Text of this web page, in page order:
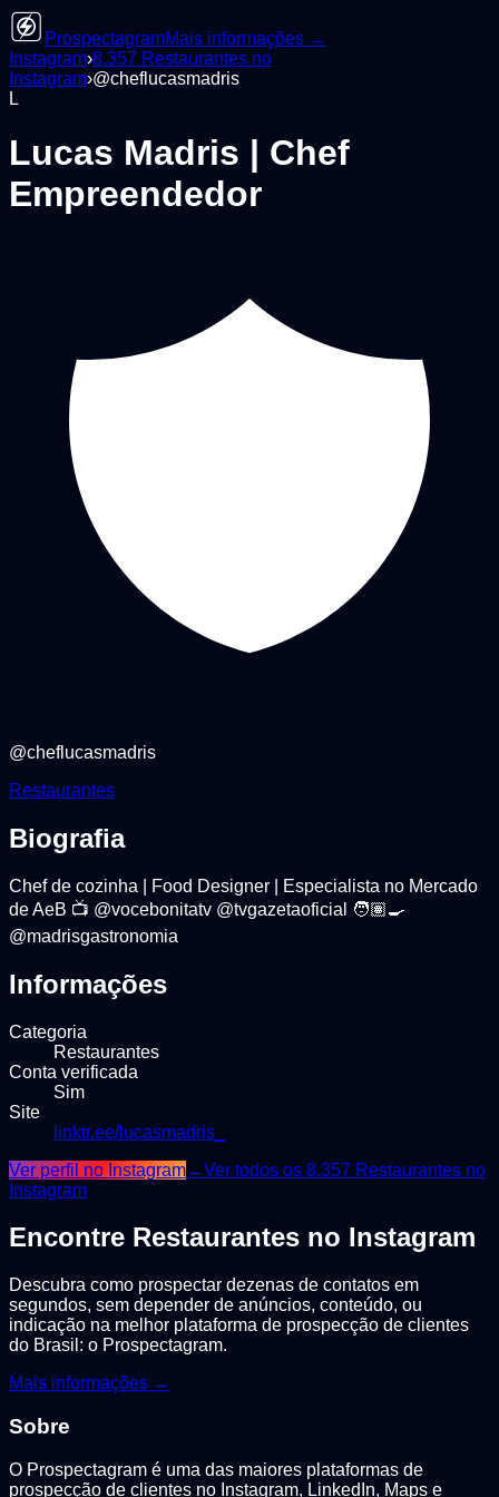
ProspectagramMais informações →
Instagram›8.357 Restaurantes no
Instagram›@cheflucasmadris
L
Lucas Madris | Chef
Empreendedor
@cheflucasmadris
Restaurantes
Biografia
Chef de cozinha | Food Designer | Especialista no Mercado
de AeB 📺 @vocebonitatv @tvgazetaoficial 🧑🏽‍🍳
@madrisgastronomia
Informações
Categoria
Restaurantes
Conta verificada
Sim
Site
linktr.ee/lucasmadris_
Ver perfil no Instagram←Ver todos os 8.357 Restaurantes no
Instagram
Encontre Restaurantes no Instagram
Descubra como prospectar dezenas de contatos em
segundos, sem depender de anúncios, conteúdo, ou
indicação na melhor plataforma de prospecção de clientes
do Brasil: o Prospectagram.
Mais informações →
Sobre
O Prospectagram é uma das maiores plataformas de
prospecção de clientes no Instagram, LinkedIn, Maps e